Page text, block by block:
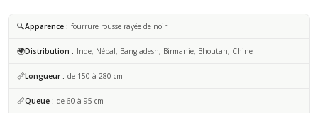
🔍Apparence fourrure rousse rayée de noir
🌍Distribution Inde, Népal, Bangladesh, Birmanie, Bhoutan, Chine
📏Longueur de 150 à 280 cm
📏Queue de 60 à 95 cm